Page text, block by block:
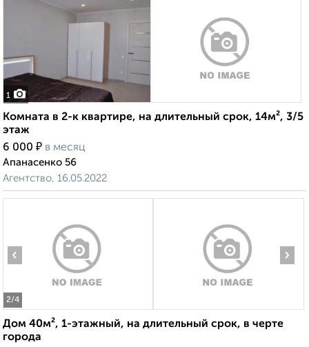
1
Комната в 2-к квартире, на длительный срок, 14м², 3/5
этаж
6 000 ₽ в месяц
Апанасенко 56
Агентство, 16.05.2022
2/4
‹ ›
Дом 40м², 1-этажный, на длительный срок, в черте
города